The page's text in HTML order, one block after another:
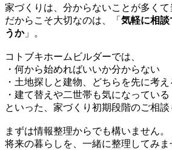
家づくりは、分からないことが多くて
だからこそ大切なのは、「 気軽に相
うか」。
コトブキホームビルダーでは、
・何から始めればいいか分からない
・土地探しと建物、どちらを先に考え
・建て替えや二世帯も気になっている
といった、家づくり初期段階のご相談
まずは情報整理からでも構いません。
将来の暮らしを、一緒に整理してみま